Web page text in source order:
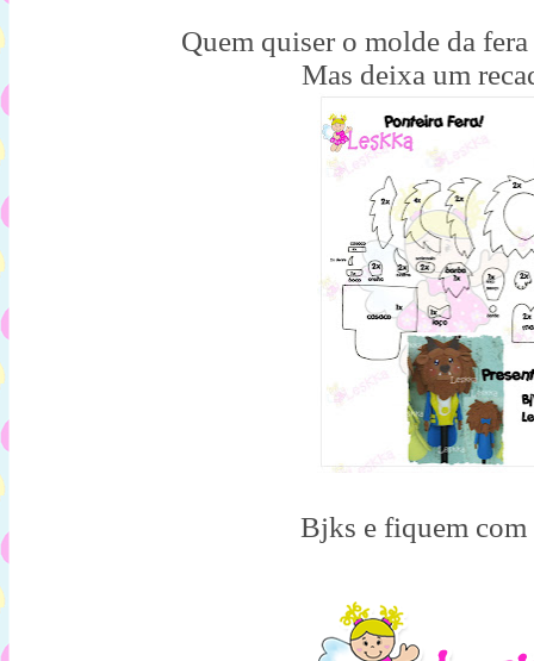
Quem quiser o molde da
Mas deixa um
Bjks e fiquem com